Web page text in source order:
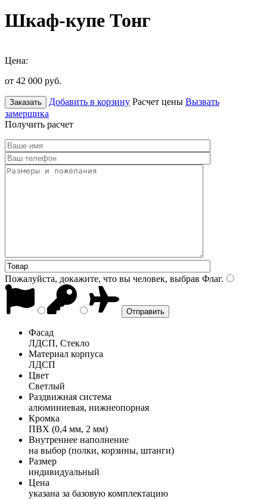
Шкаф-купе Тонг
Цена:
от 42 000 руб.
Заказать Добавить в корзину Расчет цены Вызвать
замерщика
Получить расчет
Пожалуйста, докажите, что вы человек, выбрав Флаг.
Фасад
ЛДСП, Стекло
Материал корпуса
ЛДСП
Цвет
Светлый
Раздвижная система
алюминиевая, нижнеопорная
Кромка
ПВХ (0,4 мм, 2 мм)
Внутреннее наполнение
на выбор (полки, корзины, штанги)
Размер
индивидуальный
Цена
указана за базовую комплектацию